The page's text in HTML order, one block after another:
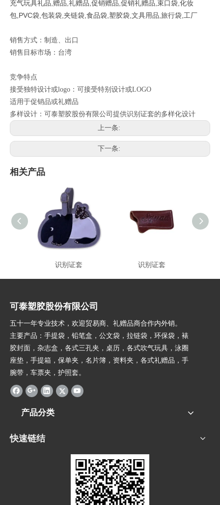
充气玩具礼品,赠品,礼赠品,促销赠品,促销礼赠品,束口袋,化妆
包,PVC袋,包装袋,夹链袋,食品袋,塑胶袋,文具用品,旅行袋,工厂
销售方式：制造、出口
销售目标市场：台湾
竞争特点
接受独特设计或logo：可接受特别设计或LOGO
适用于促销品或礼赠品
多样设计：可泰塑胶股份有限公司提供识别证套的多样化设计
上一条:
下一条:
相关产品
识别证套 识别证套
可泰塑胶股份有限公司
五十一年专业技术，欢迎贸易商、礼赠品商合作内外销。
主要产品：手提袋，铅笔盒，公文袋，拉链袋，环保袋，裱
胶封面，杂志盒，各式三孔夹，桌历，各式吹气玩具，泳圈
座垫，手提箱，保单夹，名片簿，资料夹，各式礼赠品，手
腕带，车票夹，护照套。
产品分类
快速链结